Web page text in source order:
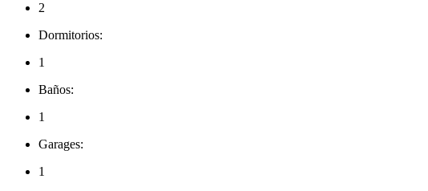
2
Dormitorios:
1
Baños:
1
Garages:
1